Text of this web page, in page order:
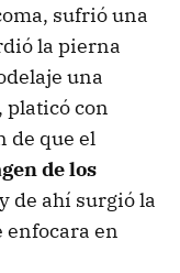
sufrió una
la pierna
una
platicó con
de que el
de los
y de ahí surgió la
enfocara en